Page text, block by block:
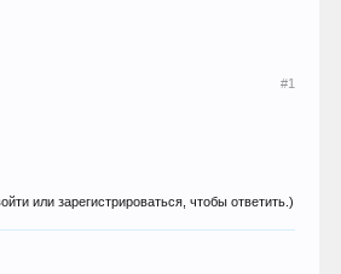
#1
или зарегистрироваться, чтобы ответить.)